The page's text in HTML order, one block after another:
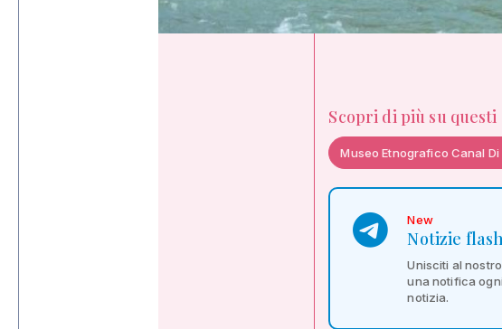
Scopri di più su
Museo Etnografico Canal Di
New
Notizie
Unisciti al
una notifica
notizia.